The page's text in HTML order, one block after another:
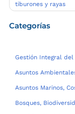
tiburones y rayas
Categorías
Gestión Integral
Asuntos
Asuntos Marinos,
Bosques,